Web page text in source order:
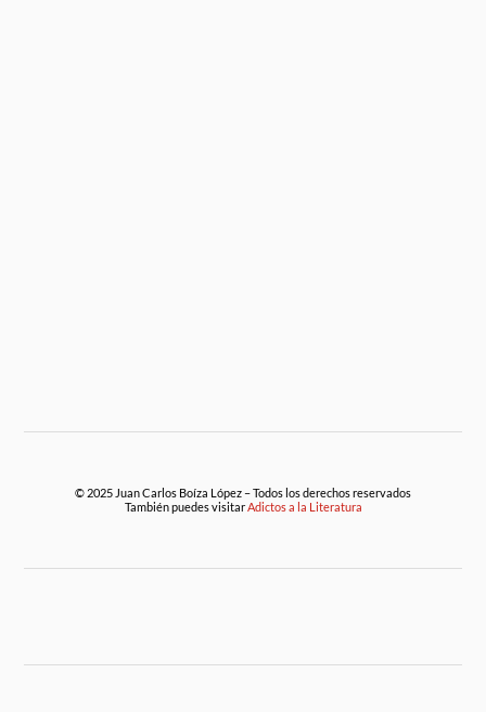
© 2025 Juan Carlos Boíza López – Todos los derechos reservados
También puedes visitarAdictos a la Literatura